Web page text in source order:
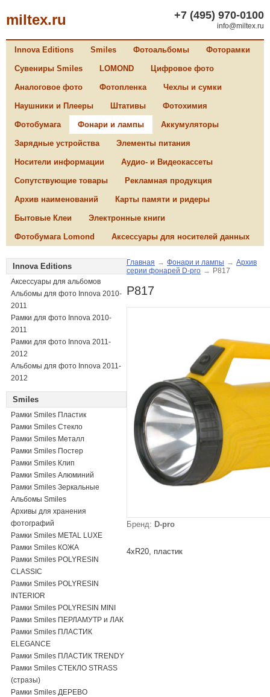
miltex.ru +7 (495) 970-0100
info@miltex.ru
Innova Editions Smiles Фотоальбомы Фоторамки
Сувениры Smiles LOMOND Цифровое фото
Аналоговое фото Фотопленка Чехлы и сумки
Наушники и Плееры Штативы Фотохимия
Фотобумага Фонари и лампы Аккумуляторы
Зарядные устройства Элементы питания
Носители информации Аудио- и Видеокассеты
Сопутствующие товары Рекламная продукция
Архив наименований Карты памяти и ридеры
Бытовые Клеи Электронные книги
Фотобумага Lomond Аксессуары для носителей данных
Innova Editions
Аксессуары для альбомов
Альбомы для фото Innova 2010-
2011
Рамки для фото Innova 2010-
2011
Рамки для фото Innova 2011-
2012
Альбомы для фото Innova 2011-
2012
Smiles
Рамки Smiles Пластик
Рамки Smiles Стекло
Рамки Smiles Металл
Рамки Smiles Постер
Рамки Smiles Клип
Рамки Smiles Алюминий
Рамки Smiles Зеркальные
Альбомы Smiles
Архивы для хранения
фотографий
Рамки Smiles METAL LUXE
Рамки Smiles КОЖА
Рамки Smiles POLYRESIN
CLASSIC
Рамки Smiles POLYRESIN
INTERIOR
Рамки Smiles POLYRESIN MINI
Рамки Smiles ПЕРЛАМУТР и ЛАК
Рамки Smiles ПЛАСТИК
ELEGANCE
Рамки Smiles ПЛАСТИК TRENDY
Рамки Smiles СТЕКЛО STRASS
(стразы)
Рамки Smiles ДЕРЕВО
Главная → Фонари и лампы → Архив
серии фонарей D-pro → P817
P817
Бренд: D-pro
4xR20, пластик